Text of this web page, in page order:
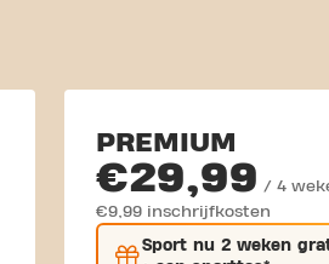
PREMIUM
€29,99 / 4
€9,99 inschrijfkosten
Sport nu2 weken